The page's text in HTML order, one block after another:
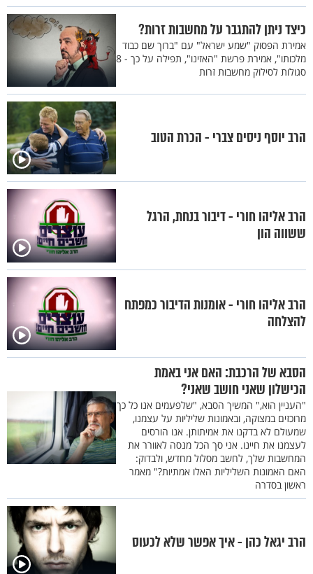
כיצד ניתן להתגבר על מחשבות זרות?
אמירת הפסוק "שמע ישראל" עם "ברוך שם כבוד
מלכותו", אמירת פרשת "האזינו", תפילה על כך - 8
סגולות לסילוק מחשבות זרות
הרב יוסף ניסים צברי - הכרת הטוב
הרב אליהו חורי - דיבור בנחת, הרגל
ששווה הון
הרב אליהו חורי - אומנות הדיבור כמפתח
להצלחה
הסבא של הרכבת: האם אני באמת
הכישלון שאני חושב שאני?
"העניין הוא," המשיך הסבא, "שלפעמים אנו כל כך
מרוכזים במצוקה, ובאמונות שליליות על עצמנו,
שמעולם לא בדקנו את אמיתותן. אנו הורסים
לעצמנו את חיינו. אני סך הכל מנסה לאוורר את
המחשבות שלך, לחשב מסלול מחדש, ולבדוק:
האם האמונות השליליות האלו אמתיות?" מאמר
ראשון בסדרה
הרב יגאל כהן - איך אפשר שלא לכעוס